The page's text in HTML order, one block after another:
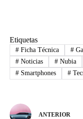
Etiquetas
#Ficha Técnica #
#Noticias #Nubia
#Smartphones #
ANTERIOR